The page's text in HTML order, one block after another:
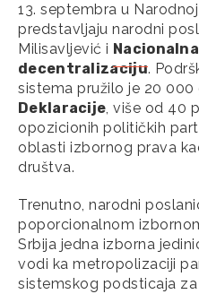
13. septembra u
predstavljaju narodni
Milisavljević i
decentralizaciju.
sistema pružilo je 20
Deklaracije, više od 40
opozicionih političkih
oblasti izbornog prava
društva.
Trenutno, narodni
poporcionalnom
Srbija jedna izborna
vodi ka metropolizaciji
sistemskog podsticaja